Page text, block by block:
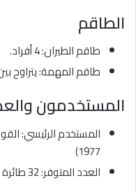
الطاقم
طاقم الطيران: 4 أفراد.
طاقم المهمة: يتراوح بين 13 و19 متخصصًا حسب نوع
المستخدمون
المستخدم الرئيسي:
1977)
العدد المتوفر: 32 طائرة ضمن المخزون الحالي.